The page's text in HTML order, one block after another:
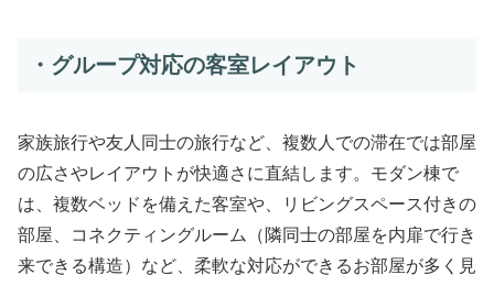
・グループ対応の客室レイアウト
家族旅行や友人同士の旅行など、複数人での滞在では部屋
の広さやレイアウトが快適さに直結します。モダン棟で
は、複数ベッドを備えた客室や、リビングスペース付きの
部屋、コネクティングルーム（隣同士の部屋を内扉で行き
来できる構造）など、柔軟な対応ができるお部屋が多く見